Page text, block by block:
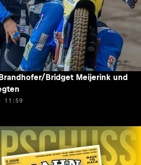
Bridget Meijerink und
11:59